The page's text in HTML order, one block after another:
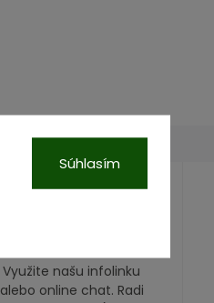
Súhlasím
Využite našu infolinku
alebo online chat. Radi